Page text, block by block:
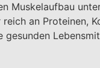
Muskelaufbau
an Proteinen,